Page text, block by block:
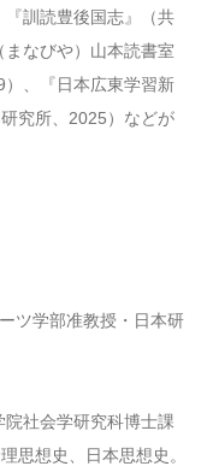
訓読豊後国志』（共
なびや）山本読書室
、『日本広東学習新
究所、2025）などが
ツ学部准教授・日本研
社会学研究科博士課
思想史、日本思想史。